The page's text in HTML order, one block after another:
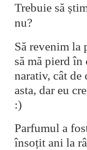
Trebuie să
nu?
Să revenim la
să mă pierd în
narativ, cât
asta, dar eu
:)
Parfumul a
însoțit ani la